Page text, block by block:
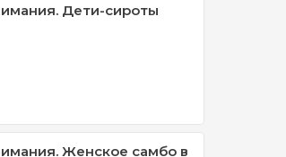
Дети-сироты
Женское самбо в